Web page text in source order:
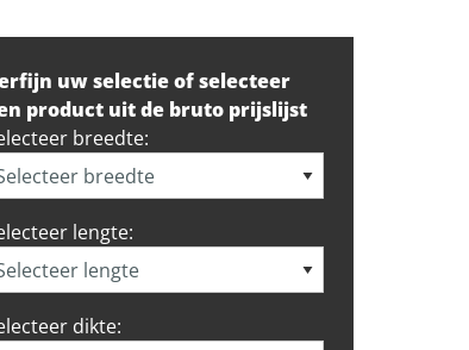
uw selectie of selecteer
product uit de bruto prijslijst
breedte:
lengte:
dikte: